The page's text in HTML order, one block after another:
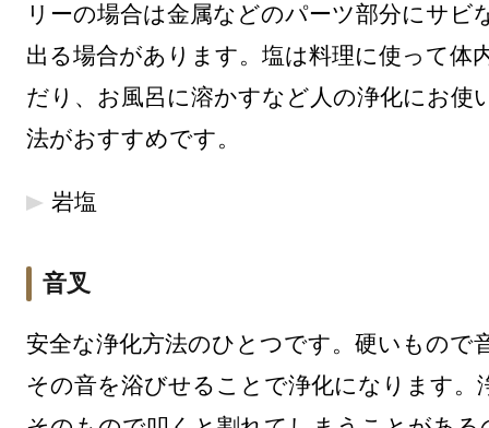
リーの場合は金属などのパーツ部分にサビ
出る場合があります。塩は料理に使って体
だり、お風呂に溶かすなど人の浄化にお使
法がおすすめです。
岩塩
音叉
安全な浄化方法のひとつです。硬いもので
その音を浴びせることで浄化になります。